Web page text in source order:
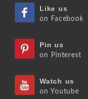
Like us
on Facebook
Pin us
on Pinterest
Watch us
on Youtube